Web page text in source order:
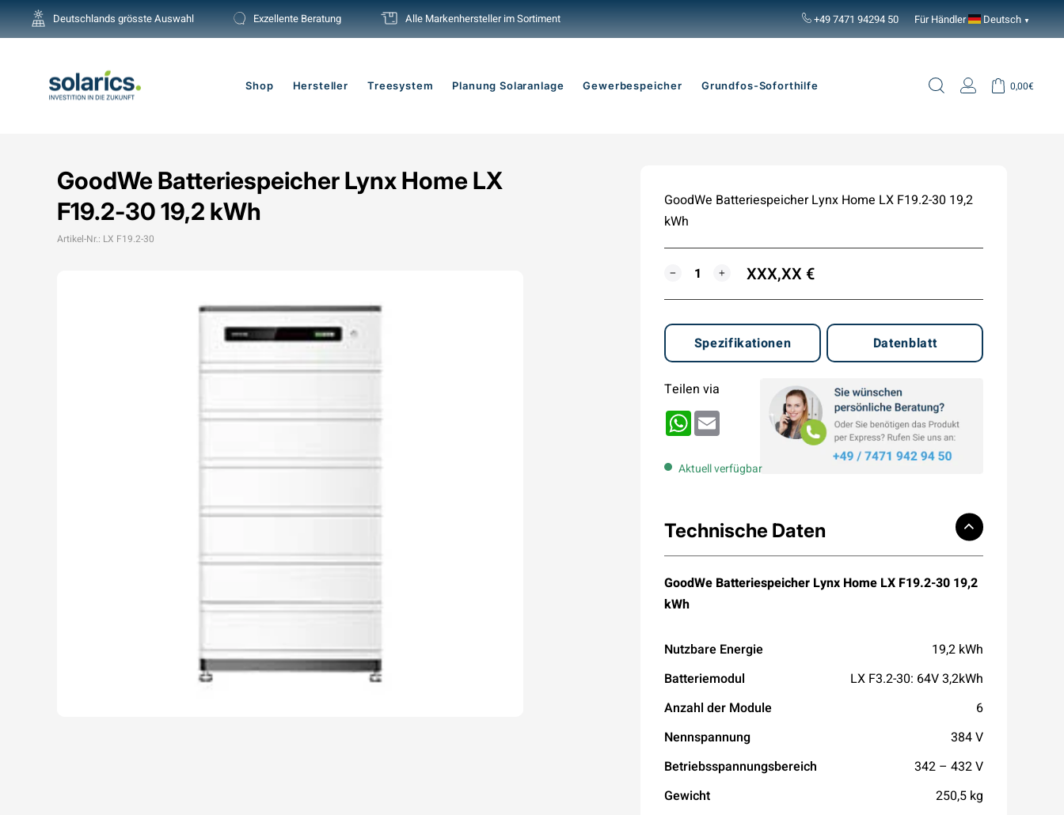
Direkt
zum
Pause
Deutschlands grösste Auswahl Exzellente Beratung Alle Markenhersteller im Sortiment +49 7471 94294 50 Für Händler Deutsch ▼
Shop Hersteller Treesystem Planung Solaranlage Gewerbespeicher Grundfos-Soforthilfe Suche Einloggen
0,00€
GoodWe Batteriespeicher Lynx Home LX
F19.2-30 19,2 kWh
Artikel-Nr.: LX F19.2-30
GoodWe Batteriespeicher Lynx Home LX F19.2-30 19,2
kWh
MENGE
− + XXX,XX €
Spezifikationen Datenblatt
Teilen via
WhatsApp
Aktuell verfügbar
Technische Daten
GoodWe Batteriespeicher Lynx Home LX F19.2-30 19,2
kWh
Nutzbare Energie 19,2 kWh
Batteriemodul LX F3.2-30: 64V 3,2kWh
Anzahl der Module 6
Nennspannung 384 V
Betriebsspannungsbereich 342 – 432 V
Gewicht 250,5 kg